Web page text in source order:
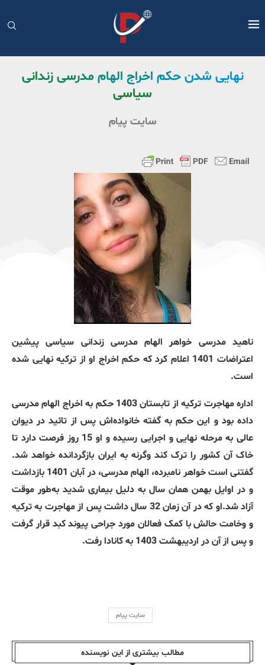
نهایی شدن حکم اخراج الهام مدرسی زندانی
سیاسی
سایت پیام
ناهید مدرسی خواهر الهام مدرسی زندانی سیاسی پیشین
اعتراضات 1401 اعلام کرد که حکم اخراج او از ترکیه نهایی شده
است.
اداره مهاجرت ترکیه از تابستان 1403 حکم به اخراج الهام مدرسی
داده بود و این حکم به گفته خانواده‌اش پس از تائید در دیوان
عالی به مرحله نهایی و اجرایی رسیده و او 15 روز فرصت دارد تا
خاک آن کشور را ترک کند وگرنه به ایران بازگردانده خواهد شد.
گفتنی است خواهر نامبرده، الهام مدرسی، در آبان 1401 بازداشت
و در اوایل بهمن همان سال به دلیل بیماری شدید به‌طور موقت
آزاد شد.او که در آن زمان 32 سال داشت پس از مهاجرت به ترکیه
و وخامت حالش با کمک‌ فعالان مورد جراحی پیوند کبد قرار گرفت
و پس از آن در اردیبهشت 1403 به کانادا رفت.
سایت پیام
مطالب بیشتری از این نویسندە